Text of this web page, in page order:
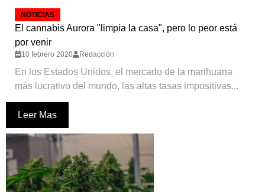
NOTICIAS
El cannabis Aurora "limpia la casa", pero lo peor está
por venir
10 febrero 2020 Redacción
En los Estados Unidos, el mercado de la marihuana
más lucrativo del mundo, las altas tasas impositivas...
Leer Mas